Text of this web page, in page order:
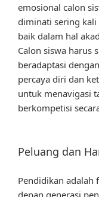
emosional calon
diminati sering
baik dalam hal
Calon siswa harus
beradaptasi
percaya diri dan
untuk menavigasi
berkompetisi
Peluang dan
Pendidikan adalah
depan generasi